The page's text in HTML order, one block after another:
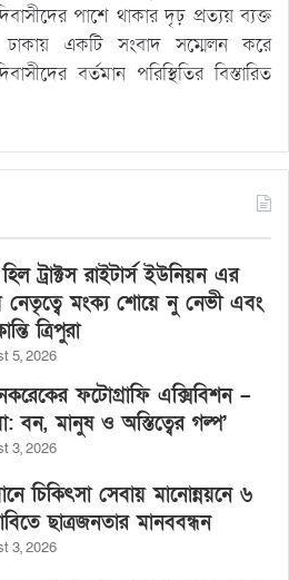
পাশে থাকার দৃঢ় প্রত্যয় ব্যক্ত
একটি সংবাদ সম্মেলন করে
বর্তমান পরিস্থিতির বিস্তারিত
হিল ট্রাক্টস রাইটার্স ইউনিয়ন এর
নেতৃত্বে মংক্য শোয়ে নু নেভী এবং
ত্রিপুরা
5, 2026
ফটোগ্রাফি এক্সিবিশন –
বন, মানুষ ও অস্তিত্বের গল্প’
3, 2026
চিকিৎসা সেবায় মানোন্নয়নে ৬
ছাত্রজনতার মানববন্ধন
3, 2026